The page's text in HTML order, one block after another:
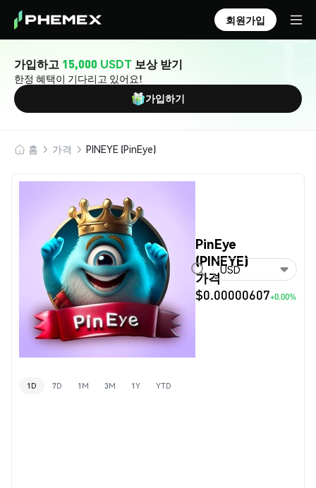
회원가입
가입하고 15,000 USDT 보상 받기
한정 혜택이 기다리고 있어요!
가입하기
홈 가격 PINEYE (PinEye)
PinEye
(PINEYE)
가격
$0.00000607+0.00%
USD
1D 7D 1M 3M 1Y YTD